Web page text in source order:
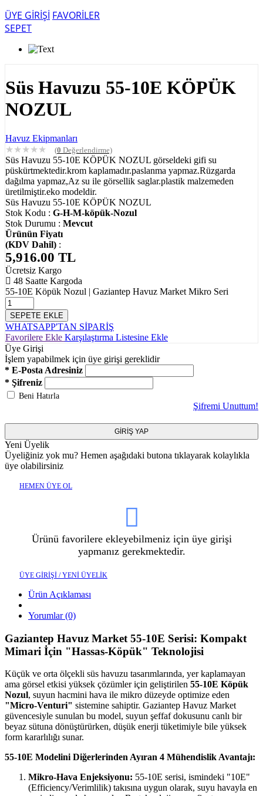
ÜYE GİRİŞİ FAVORİLER
SEPET
Süs Havuzu 55-10E KÖPÜK
NOZUL
Havuz Ekipmanları
★★★★★ (0 Değerlendirme)
Süs Havuzu 55-10E KÖPÜK NOZUL görseldeki gifi su
püskürtmektedir.krom kaplamadır.paslanma yapmaz.Rüzgarda
dağılma yapmaz,Az su ile görsellik saglar.plastik malzemeden
üretilmiştir.eko modeldir.
Süs Havuzu 55-10E KÖPÜK NOZUL
Stok Kodu : G-H-M-köpük-Nozul
Stok Durumu : Mevcut
Ürünün Fiyatı
(KDV Dahil) :
5,916.00 TL
Ücretsiz Kargo
48 Saatte Kargoda
55-10E Köpük Nozul | Gaziantep Havuz Market Mikro Seri
SEPETE EKLE
WHATSAPP'TAN SİPARİŞ
Favorilere Ekle Karşılaştırma Listesine Ekle
Üye Girişi
İşlem yapabilmek için üye girişi gereklidir
* E-Posta Adresiniz
* Şifreniz
Beni Hatırla
Şifremi Unuttum!
GİRİŞ YAP
Yeni Üyelik
Üyeliğiniz yok mu? Hemen aşağıdaki butona tıklayarak kolaylıkla
üye olabilirsiniz
HEMEN ÜYE OL
Ürünü favorilere ekleyebilmeniz için üye girişi
yapmanız gerekmektedir.
ÜYE GİRİŞİ / YENİ ÜYELİK
Ürün Açıklaması
Yorumlar (0)
Gaziantep Havuz Market 55-10E Serisi: Kompakt
Mimari İçin "Hassas-Köpük" Teknolojisi
Küçük ve orta ölçekli süs havuzu tasarımlarında, yer kaplamayan
ama görsel etkisi yüksek çözümler için geliştirilen 55-10E Köpük
Nozul, suyun hacmini hava ile mikro düzeyde optimize eden
"Micro-Venturi" sistemine sahiptir. Gaziantep Havuz Market
güvencesiyle sunulan bu model, suyun şeffaf dokusunu canlı bir
beyaz sütuna dönüştürürken, düşük enerji tüketimiyle bile yüksek
form kararlılığı sunar.
55-10E Modelini Diğerlerinden Ayıran 4 Mühendislik Avantajı:
Mikro-Hava Enjeksiyonu: 55-10E serisi, ismindeki "10E"
(Efficiency/Verimlilik) takısına uygun olarak, suyu havayla en